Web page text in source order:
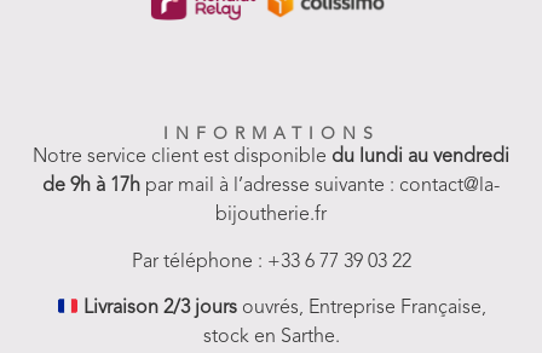
INFORMATIONS
Notre service client est disponible du lundi au vendredi
de 9h à 17h par mail à l’adresse suivante : contact@la-
bijoutherie.fr
Par téléphone : +33 6 77 39 03 22
Livraison 2/3 joursouvrés, Entreprise Française,
stock en Sarthe.